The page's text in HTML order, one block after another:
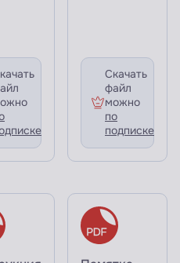
Скачать
файл
можно
по
подписке